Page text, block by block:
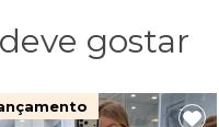
gostar